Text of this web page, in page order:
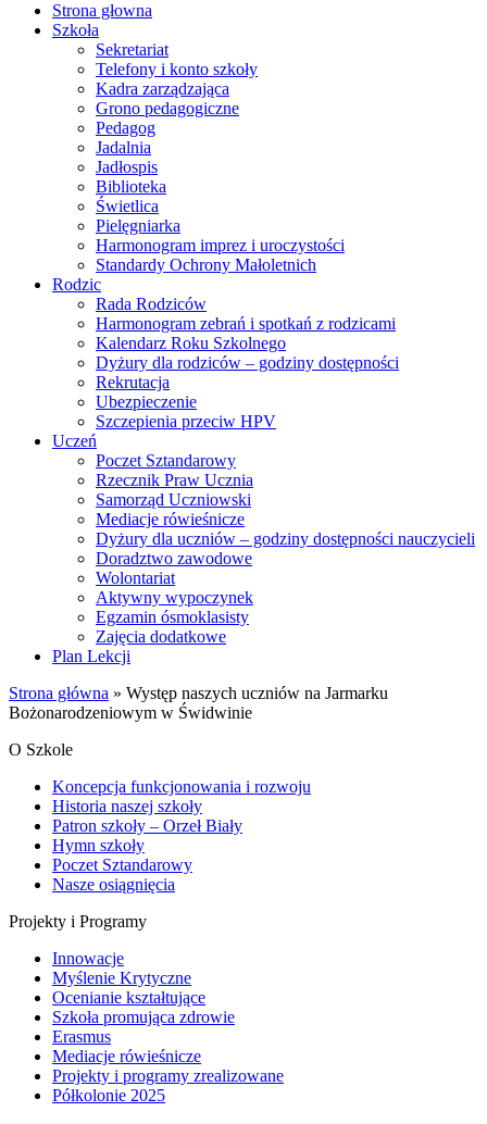
Strona głowna
Szkoła
Sekretariat
Telefony i konto szkoły
Kadra zarządzająca
Grono pedagogiczne
Pedagog
Jadalnia
Jadłospis
Biblioteka
Świetlica
Pielęgniarka
Harmonogram imprez i uroczystości
Standardy Ochrony Małoletnich
Rodzic
Rada Rodziców
Harmonogram zebrań i spotkań z rodzicami
Kalendarz Roku Szkolnego
Dyżury dla rodziców – godziny dostępności
Rekrutacja
Ubezpieczenie
Szczepienia przeciw HPV
Uczeń
Poczet Sztandarowy
Rzecznik Praw Ucznia
Samorząd Uczniowski
Mediacje rówieśnicze
Dyżury dla uczniów – godziny dostępności nauczycieli
Doradztwo zawodowe
Wolontariat
Aktywny wypoczynek
Egzamin ósmoklasisty
Zajęcia dodatkowe
Plan Lekcji
Strona główna » Występ naszych uczniów na Jarmarku
Bożonarodzeniowym w Świdwinie
O Szkole
Koncepcja funkcjonowania i rozwoju
Historia naszej szkoły
Patron szkoły – Orzeł Biały
Hymn szkoły
Poczet Sztandarowy
Nasze osiągnięcia
Projekty i Programy
Innowacje
Myślenie Krytyczne
Ocenianie kształtujące
Szkoła promująca zdrowie
Erasmus
Mediacje rówieśnicze
Projekty i programy zrealizowane
Półkolonie 2025